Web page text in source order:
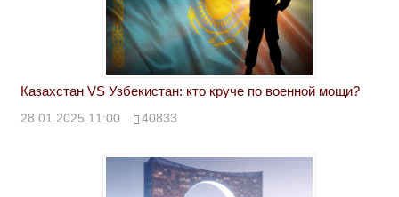
Казахстан VS Узбекистан: кто круче по военной мощи?
28.01.2025 11:00 40833